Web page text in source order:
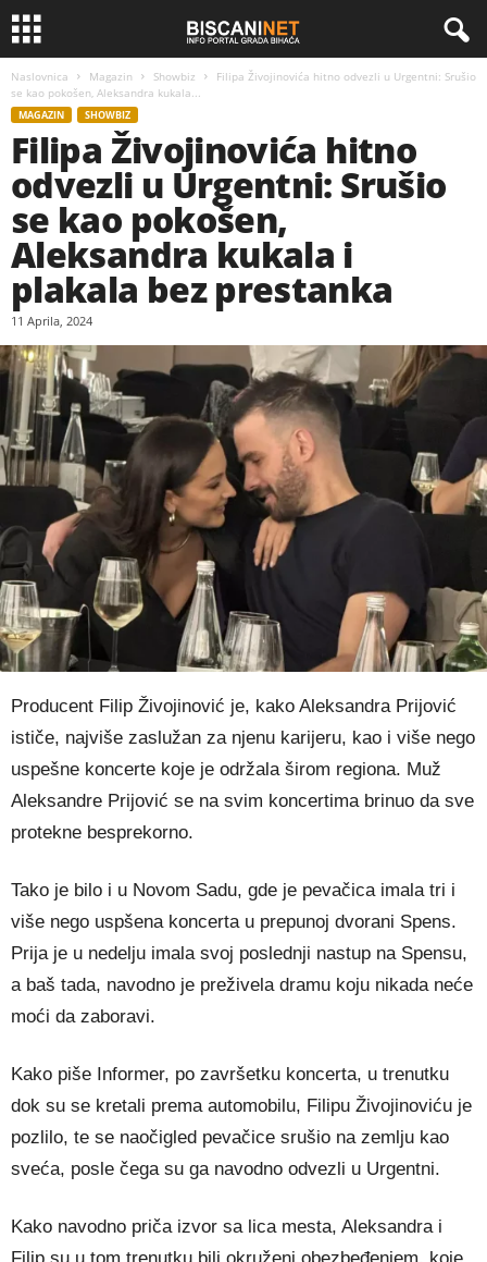
Naslovnica Magazin Showbiz
Filipa Živojinovića hitno odvezli u Urgentni: Srušio
se kao pokošen, Aleksandra kukala...
MAGAZIN SHOWBIZ
Filipa Živojinovića hitno
odvezli u Urgentni: Srušio
se kao pokošen,
Aleksandra kukala i
plakala bez prestanka
11 Aprila, 2024
Producent Filip Živojinović je, kako Aleksandra Prijović
ističe, najviše zaslužan za njenu karijeru, kao i više nego
uspešne koncerte koje je održala širom regiona. Muž
Aleksandre Prijović se na svim koncertima brinuo da sve
protekne besprekorno.
Tako je bilo i u Novom Sadu, gde je pevačica imala tri i
više nego uspšena koncerta u prepunoj dvorani Spens.
Prija je u nedelju imala svoj poslednji nastup na Spensu,
a baš tada, navodno je preživela dramu koju nikada neće
moći da zaboravi.
Kako piše Informer, po završetku koncerta, u trenutku
dok su se kretali prema automobilu, Filipu Živojinoviću je
pozlilo, te se naočigled pevačice srušio na zemlju kao
sveća, posle čega su ga navodno odvezli u Urgentni.
Kako navodno priča izvor sa lica mesta, Aleksandra i